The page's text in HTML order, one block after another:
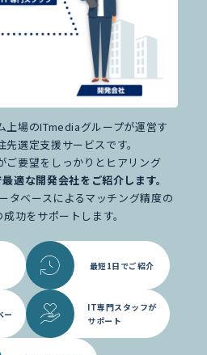
上場のITmediaグループが運営す
選定支援サービスです。
ご要望をしっかりとヒアリング
適な開発会社をご紹介します。
タベースによるマッチング精度の
功をサポートします。
最短1日でご紹介
ー
IT専門スタッフが
サポート